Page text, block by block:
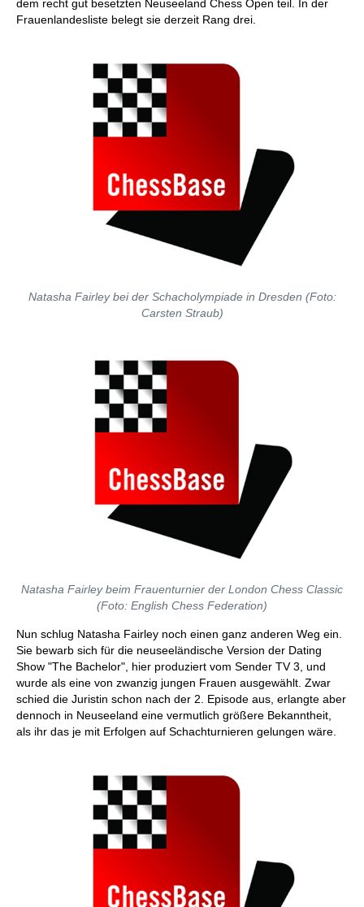
dem recht gut besetzten Neuseeland Chess Open teil. In der
Frauenlandesliste belegt sie derzeit Rang drei.
Natasha Fairley bei der Schacholympiade in Dresden (Foto:
Carsten Straub)
Natasha Fairley beim Frauenturnier der London Chess Classic
(Foto: English Chess Federation)
Nun schlug Natasha Fairley noch einen ganz anderen Weg ein.
Sie bewarb sich für die neuseeländische Version der Dating
Show "The Bachelor", hier produziert vom Sender TV 3, und
wurde als eine von zwanzig jungen Frauen ausgewählt. Zwar
schied die Juristin schon nach der 2. Episode aus, erlangte aber
dennoch in Neuseeland eine vermutlich größere Bekanntheit,
als ihr das je mit Erfolgen auf Schachturnieren gelungen wäre.